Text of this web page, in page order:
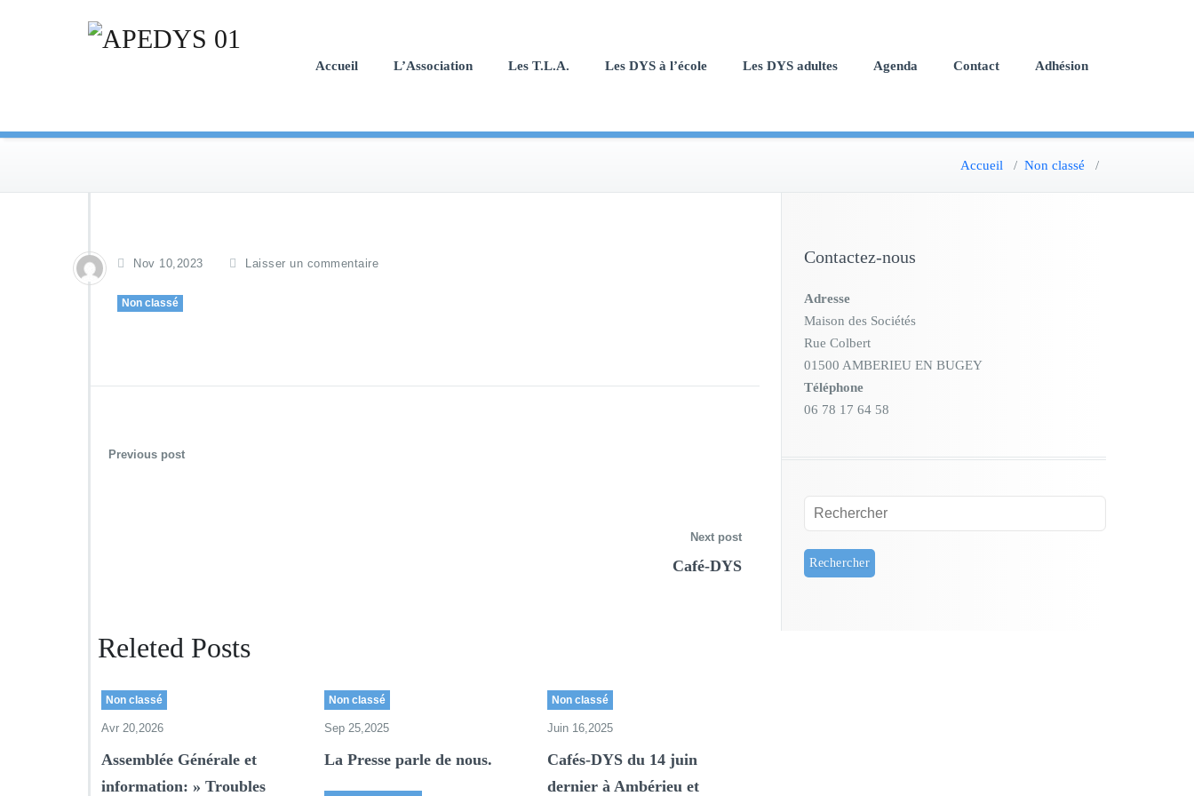
Accueil L’Association Les T.L.A. Les DYS à l’école Les DYS adultes Agenda Contact Adhésion
Accueil / Non classé /
Nov 10,2023 Laisser un commentaire
Non classé
Previous post
Next post
Café-DYS
Releted Posts
Non classé
Avr 20,2026
Assemblée Générale et
information: » Troubles
Non classé
Sep 25,2025
La Presse parle de nous.
Non classé
Juin 16,2025
Cafés-DYS du 14 juin
dernier à Ambérieu et
Contactez-nous
Adresse
Maison des Sociétés
Rue Colbert
01500 AMBERIEU EN BUGEY
Téléphone
06 78 17 64 58